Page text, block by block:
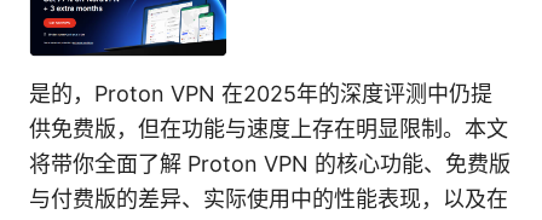
是的，Proton VPN 在2025年的深度评测中仍提
供免费版，但在功能与速度上存在明显限制。本文
将带你全面了解 Proton VPN 的核心功能、免费版
与付费版的差异、实际使用中的性能表现，以及在